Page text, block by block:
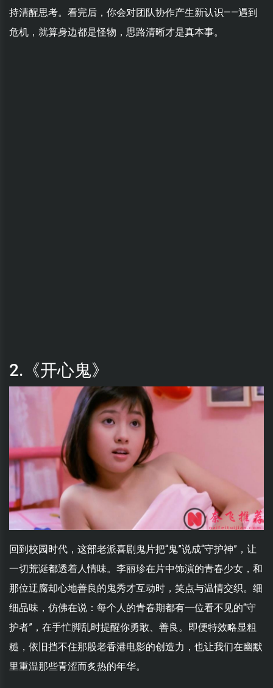
持清醒思考。看完后，你会对团队协作产生新认识——遇到
危机，就算身边都是怪物，思路清晰才是真本事。
2.《开心鬼》
回到校园时代，这部老派喜剧鬼片把“鬼”说成“守护神”，让
一切荒诞都透着人情味。李丽珍在片中饰演的青春少女，和
那位迂腐却心地善良的鬼秀才互动时，笑点与温情交织。细
细品味，仿佛在说：每个人的青春期都有一位看不见的“守
护者”，在手忙脚乱时提醒你勇敢、善良。即便特效略显粗
糙，依旧挡不住那股老香港电影的创造力，也让我们在幽默
里重温那些青涩而炙热的年华。